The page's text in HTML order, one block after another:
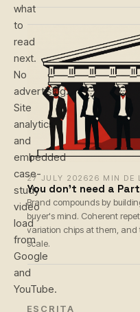
27 JULY 202626 MIN DE
You don't need a
Brand compounds by
buyer's mind. Coherent
variation chips at them,
scale.
← ESCRITA
what
to
read
next.
No
advertising.
Site
analytics
and
embedded
case-
study
video
load
from
Google
and
YouTube.